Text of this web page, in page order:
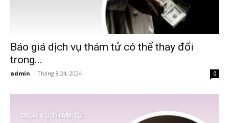
thám
Báo giá dịch vụ thám tử có thể thay đổi
trong...
admin - Tháng 8 24, 2024 0